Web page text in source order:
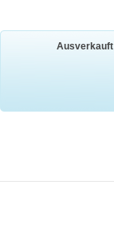
Ausverkauft